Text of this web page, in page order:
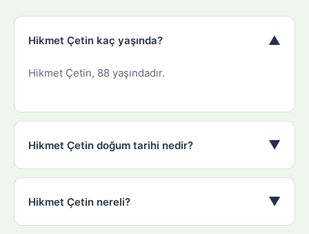
Hikmet Çetin kaç yaşında? ▼
Hikmet Çetin, 88 yaşındadır.
Hikmet Çetin doğum tarihi nedir? ▼
Hikmet Çetin nereli? ▼